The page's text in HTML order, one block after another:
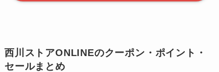
西川ストアONLINEのクーポン・ポイント・
セールまとめ